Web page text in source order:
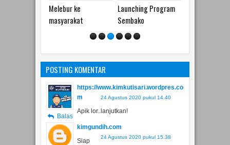
Launching Program
Sembako
SPESIAL ULTAH DI
ROAD SHOW
PAHLAWAN EKONOMI
SESI 2
POSTING KOMENTAR